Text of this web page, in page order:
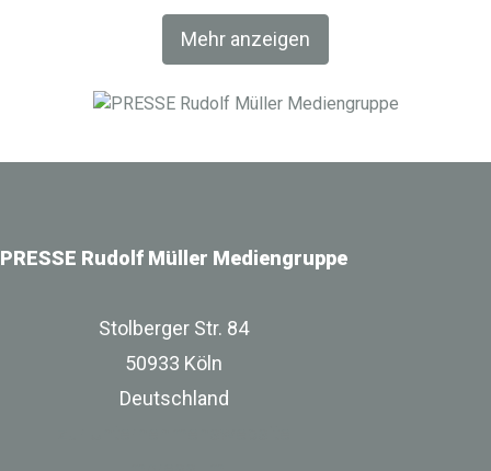
Mehr anzeigen
Fachverlag RM Rudolf Müller Medien und mit der BIM
World MUNICH eine Netzwerkplattform für Akteure der
PRESSE Rudolf Müller Mediengruppe
Stolberger Str. 84
50933 Köln
Deutschland